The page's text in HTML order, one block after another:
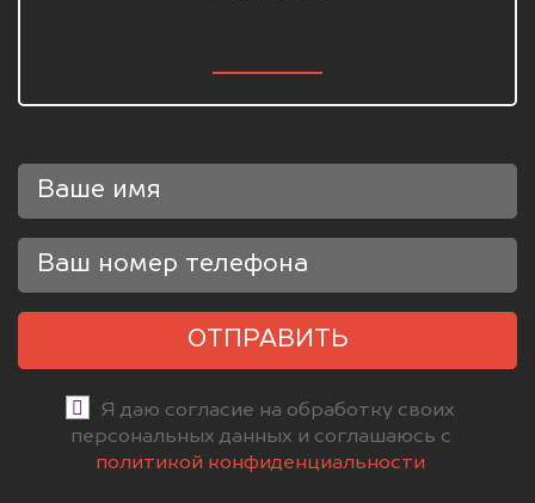
ОТПРАВИТЬ
Я даю согласие на обработку своих
персональных данных и соглашаюсь с
политикой конфиденциальности